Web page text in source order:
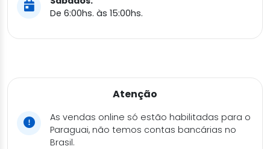
De 6:00hs. às 15:00hs.
Atenção
As vendas online só estão habilitadas para o
Paraguai, não temos contas bancárias no
Brasil.